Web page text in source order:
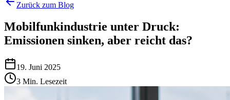
Zurück zum Blog
Mobilfunkindustrie unter Druck:
Emissionen sinken, aber reicht das?
19. Juni 2025
3 Min. Lesezeit